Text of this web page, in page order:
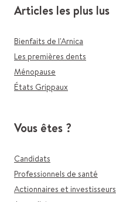
Articles les plus lus
Bienfaits de l'Arnica
Les premières dents
Ménopause
États Grippaux
Vous êtes ?
Candidats
Professionnels de santé
Actionnaires et investisseurs